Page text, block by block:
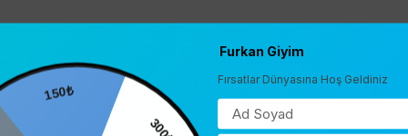
Furkan Giyim
Fırsatlar Dünyasına Hoş Geldiniz